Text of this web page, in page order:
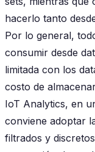
hacerlo tanto
Por lo general,
consumir desde
limitada con los
costo de
IoT Analytics, en
conviene adoptar
filtrados y